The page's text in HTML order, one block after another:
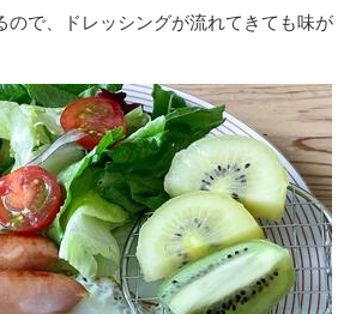
ので、ドレッシングが流れてきても味が